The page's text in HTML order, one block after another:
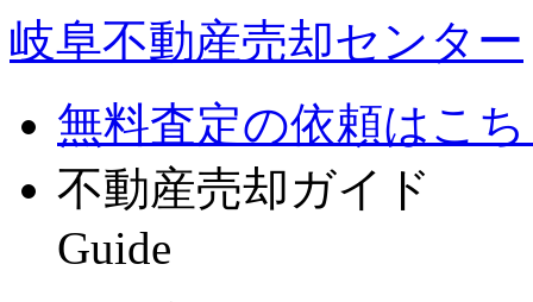
岐阜不動産売却センター
無料査定の依頼はこ
不動産売却ガイド
Guide